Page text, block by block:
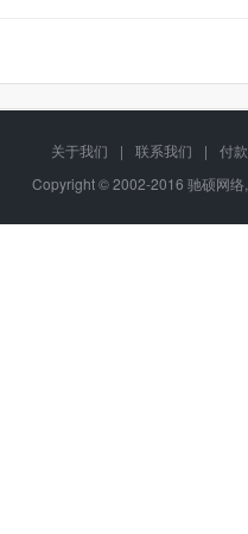
关于我们 | 联系我们 |
付
Copyright © 2002-2016 驰硕网